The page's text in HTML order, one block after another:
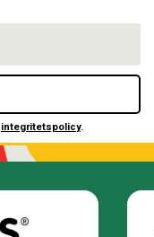
integritetspolicy.